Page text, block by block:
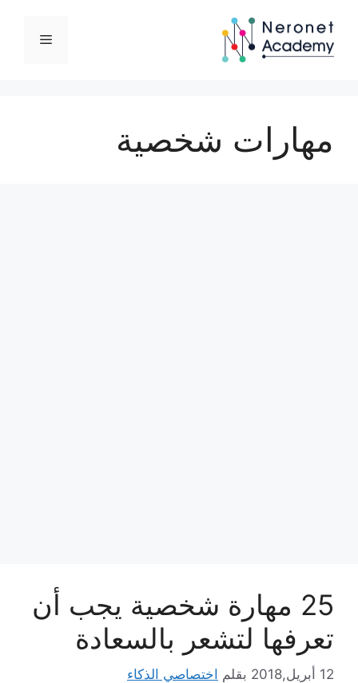
المحتوى
القائمة
مهارات شخصية
25 مهارة شخصية يجب أن
تعرفها لتشعر بالسعادة
12 أبريل,2018 بقلم اختصاصي الذكاء